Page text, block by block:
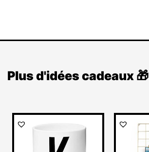
Plus d'idées cadeaux 🎁